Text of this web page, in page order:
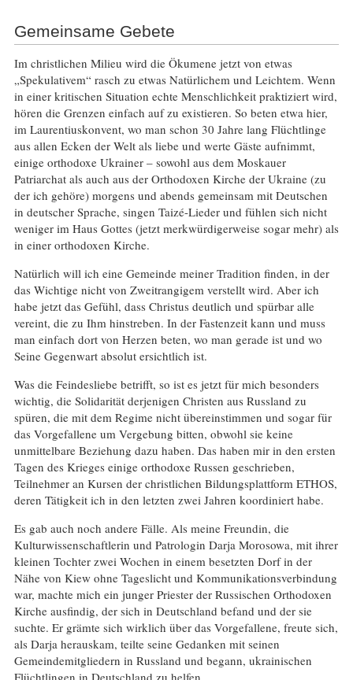
Gemeinsame Gebete
Im christlichen Milieu wird die Ökumene jetzt von etwas
„Spekulativem“ rasch zu etwas Natürlichem und Leichtem. Wenn
in einer kritischen Situation echte Menschlichkeit praktiziert wird,
hören die Grenzen einfach auf zu existieren. So beten etwa hier,
im Laurentiuskonvent, wo man schon 30 Jahre lang Flüchtlinge
aus allen Ecken der Welt als liebe und werte Gäste aufnimmt,
einige orthodoxe Ukrainer – sowohl aus dem Moskauer
Patriarchat als auch aus der Orthodoxen Kirche der Ukraine (zu
der ich gehöre) morgens und abends gemeinsam mit Deutschen
in deutscher Sprache, singen Taizé-Lieder und fühlen sich nicht
weniger im Haus Gottes (jetzt merkwürdigerweise sogar mehr) als
in einer orthodoxen Kirche.
Natürlich will ich eine Gemeinde meiner Tradition finden, in der
das Wichtige nicht von Zweitrangigem verstellt wird. Aber ich
habe jetzt das Gefühl, dass Christus deutlich und spürbar alle
vereint, die zu Ihm hinstreben. In der Fastenzeit kann und muss
man einfach dort von Herzen beten, wo man gerade ist und wo
Seine Gegenwart absolut ersichtlich ist.
Was die Feindesliebe betrifft, so ist es jetzt für mich besonders
wichtig, die Solidarität derjenigen Christen aus Russland zu
spüren, die mit dem Regime nicht übereinstimmen und sogar für
das Vorgefallene um Vergebung bitten, obwohl sie keine
unmittelbare Beziehung dazu haben. Das haben mir in den ersten
Tagen des Krieges einige orthodoxe Russen geschrieben,
Teilnehmer an Kursen der christlichen Bildungsplattform ETHOS,
deren Tätigkeit ich in den letzten zwei Jahren koordiniert habe.
Es gab auch noch andere Fälle. Als meine Freundin, die
Kulturwissenschaftlerin und Patrologin Darja Morosowa, mit ihrer
kleinen Tochter zwei Wochen in einem besetzten Dorf in der
Nähe von Kiew ohne Tageslicht und Kommunikationsverbindung
war, machte mich ein junger Priester der Russischen Orthodoxen
Kirche ausfindig, der sich in Deutschland befand und der sie
suchte. Er grämte sich wirklich über das Vorgefallene, freute sich,
als Darja herauskam, teilte seine Gedanken mit seinen
Gemeindemitgliedern in Russland und begann, ukrainischen
Flüchtlingen in Deutschland zu helfen.